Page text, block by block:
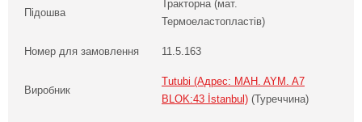
Підошва
Тракторна (мат.
Термоеластопластів)
Номер для замовлення 11.5.163
Виробник
Tutubi (Адрес: MAH. AYM. A7
BLOK:43 İstanbul) (Туреччина)